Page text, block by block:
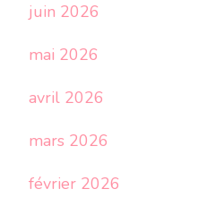
juin 2026
mai 2026
avril 2026
mars 2026
février 2026